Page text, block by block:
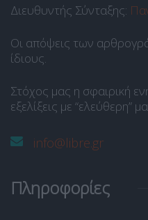
Διευθυντής Σύνταξης:
Οι απόψεις των
ίδιους.
Στόχος μας η σφαιρική
εξελίξεις με “ελεύθερη”
info@libre.gr
Πληροφορίες